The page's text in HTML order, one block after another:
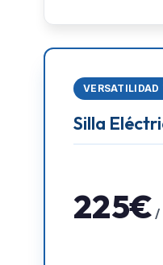
VERSATILIDAD
Silla
225€ /